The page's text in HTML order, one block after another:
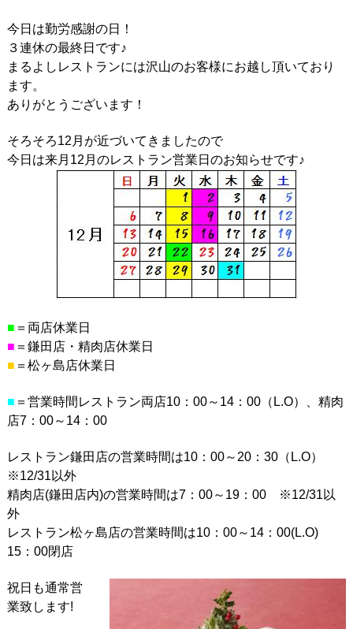
今日は勤労感謝の日！
３連休の最終日です♪
まるよしレストランには沢山のお客様にお越し頂いており
ます。
ありがとうございます！
そろそろ12月が近づいてきましたので
今日は来月12月のレストラン営業日のお知らせです♪
■ ＝両店休業日
■ ＝鎌田店・精肉店休業日
■ ＝松ヶ島店休業日
■ ＝営業時間レストラン両店10：00～14：00（L.O）、精肉
店7：00～14：00
レストラン鎌田店の営業時間は10：00～20：30（L.O）
※12/31以外
精肉店(鎌田店内)の営業時間は7：00～19：00 ※12/31以
外
レストラン松ヶ島店の営業時間は10：00～14：00(L.O)
15：00閉店
祝日も通常営
業致します!